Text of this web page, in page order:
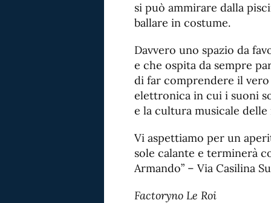
si può ammirare dalla
ballare in costume.
Davvero uno spazio da
e che ospita da sempre
di far comprendere il
elettronica in cui i suoni
e la cultura musicale
Vi aspettiamo per un
sole calante e terminerà
Armando” – Via Casilina
Factoryno Le Roi